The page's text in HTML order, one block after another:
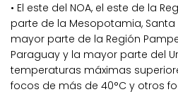
• El este del NOA, el este de la
parte de la Mesopotamia, Santa
mayor parte de la Región
Paraguay y la mayor parte del
temperaturas máximas
focos de más de 40°C y otros